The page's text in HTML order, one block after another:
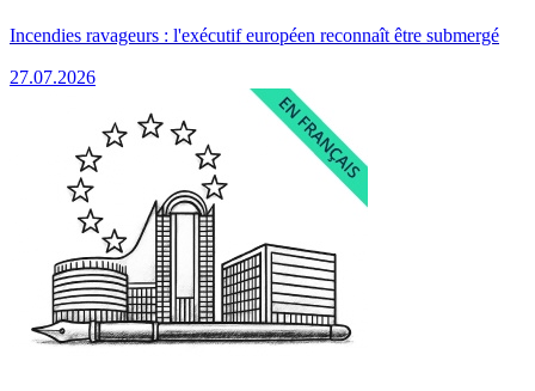
Incendies ravageurs : l'exécutif européen reconnaît être submergé
27.07.2026